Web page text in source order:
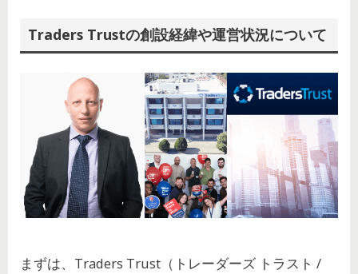
Traders Trustの創設経緯や運営状況について
まずは、Traders Trust（トレーダーズ トラスト /